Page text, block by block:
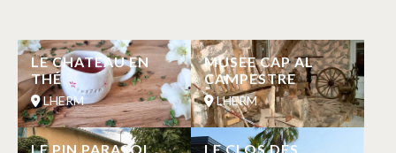
LE CHATEAU EN
THÉ
LHERM
MUSEE CAP AL
CAMPESTRE
LHERM
LE PIN PARASOL
LE CLOS DES